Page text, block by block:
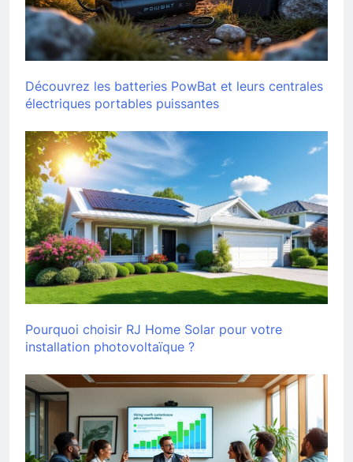
Découvrez les batteries PowBat et leurs centrales
électriques portables puissantes
Pourquoi choisir RJ Home Solar pour votre
installation photovoltaïque ?